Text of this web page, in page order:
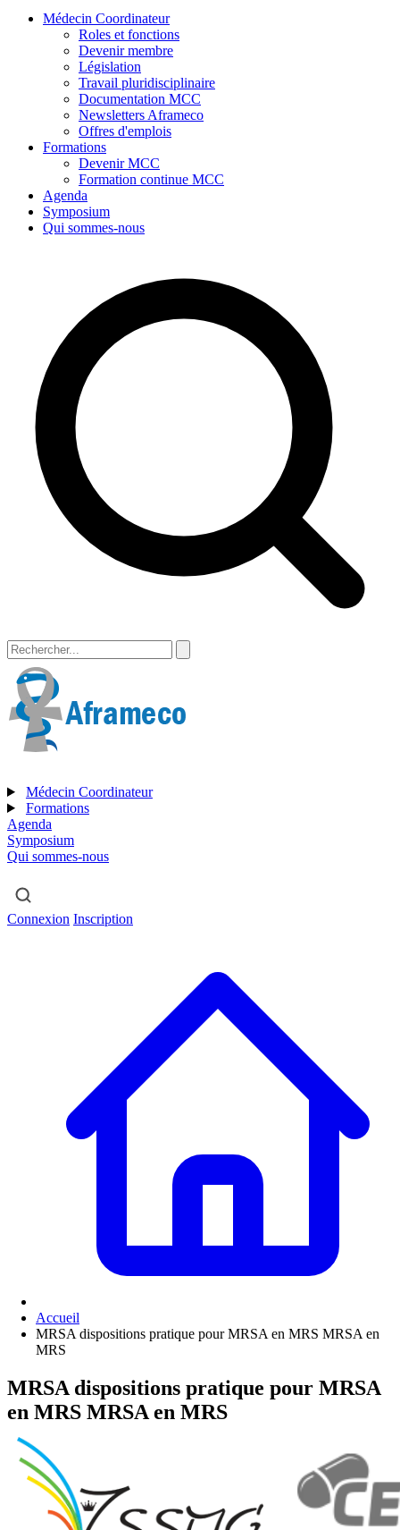
Médecin Coordinateur
Roles et fonctions
Devenir membre
Législation
Travail pluridisciplinaire
Documentation MCC
Newsletters Aframeco
Offres d'emplois
Formations
Devenir MCC
Formation continue MCC
Agenda
Symposium
Qui sommes-nous
Médecin Coordinateur
Formations
Agenda
Symposium
Qui sommes-nous
Connexion Inscription
Accueil
MRSA dispositions pratique pour MRSA en MRS MRSA en
MRS
MRSA dispositions pratique pour MRSA
en MRS MRSA en MRS